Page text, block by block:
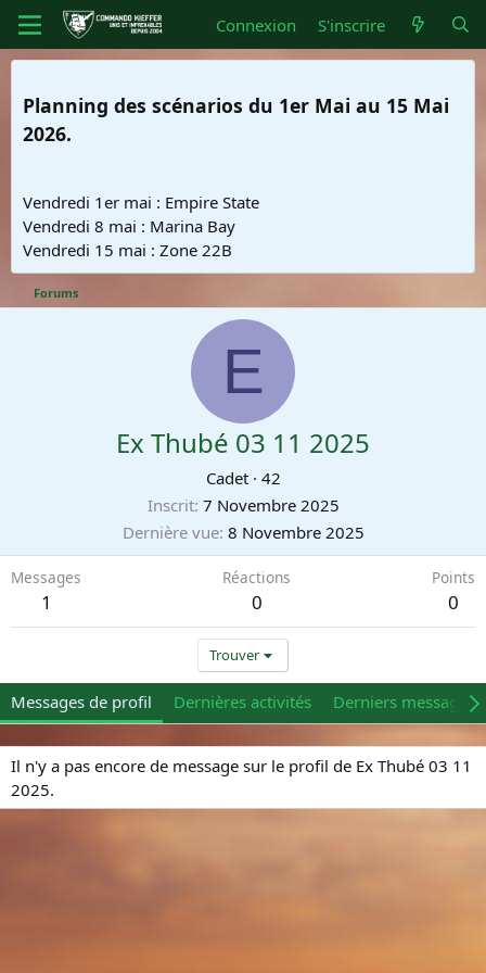
Connexion S'inscrire
Planning des scénarios du 1er Mai au 15 Mai
2026.
Vendredi 1er mai : Empire State
Vendredi 8 mai : Marina Bay
Vendredi 15 mai : Zone 22B
Forums
E
Ex Thubé 03 11 2025
Cadet · 42
Inscrit 7 Novembre 2025
Dernière vue 8 Novembre 2025
Messages
1
Réactions
0
Points
0
Trouver
Messages de profil Dernières activités Derniers messages
Il n'y a pas encore de message sur le profil de Ex Thubé 03 11
2025.